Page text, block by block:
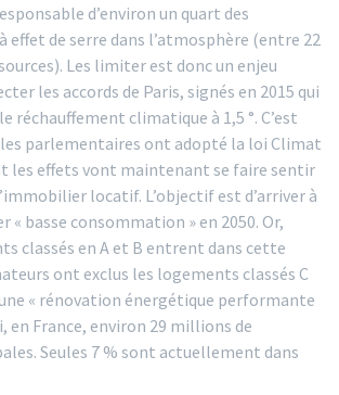
d’environ un quart des
effet de serre dans l’atmosphère (entre 22
Les limiter est donc un enjeu
les accords de Paris, signés en 2015 qui
réchauffement climatique à 1,5 °. C’est
les parlementaires ont adopté la loi Climat
les effets vont maintenant se faire sentir
locatif. L’objectif est d’arriver à
« basse consommation » en 2050. Or,
classés en A et B entrent dans cette
ont exclus les logements classés C
« rénovation énergétique performante
en France, environ 29 millions de
Seules 7 % sont actuellement dans